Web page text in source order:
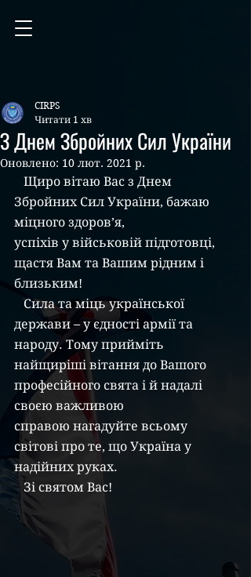
З Днем Збройних Сил України
CIRPS
Читати 1 хв
Оновлено: 10 лют. 2021 р.
Збройних Сил України, бажаю
міцного здоров’я,
успіхів у військовій підготовці,
щастя Вам та Вашим рідним і
близьким!
держави – у єдності армії та
народу. Тому прийміть
найщиріші вітання до Вашого
професійного свята і й надалі
своєю важливою
справою нагадуйте всьому
світові про те, що Україна у
надійних руках.
   Зі святом Вас!